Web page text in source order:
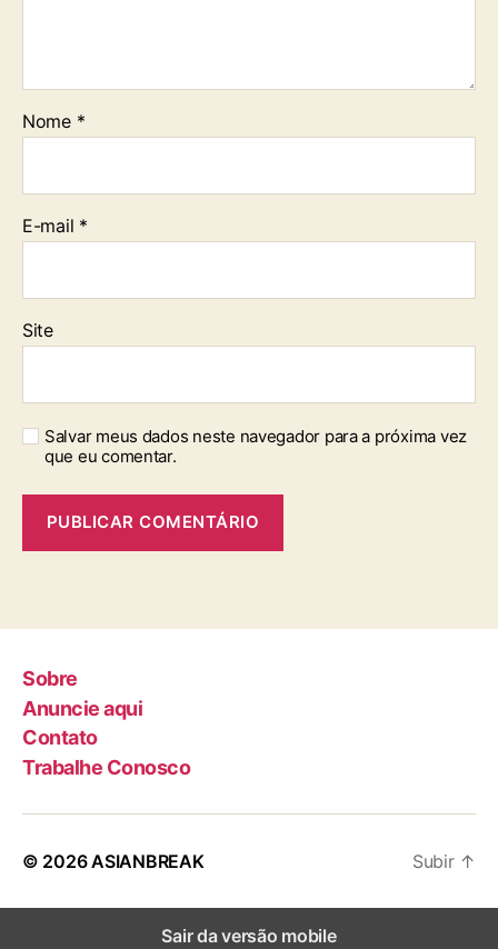
Nome *
E-mail *
Site
Salvar meus dados neste navegador para a próxima vez
que eu comentar.
Sobre
Anuncie aqui
Contato
Trabalhe Conosco
© 2026ASIANBREAK Subir ↑
Sair da versão mobile